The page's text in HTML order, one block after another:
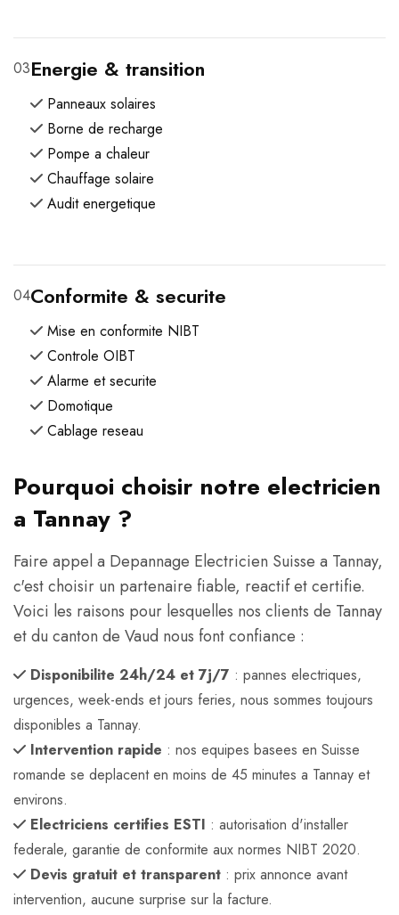
03Energie & transition
Panneaux solaires
Borne de recharge
Pompe a chaleur
Chauffage solaire
Audit energetique
04Conformite & securite
Mise en conformite NIBT
Controle OIBT
Alarme et securite
Domotique
Cablage reseau
Pourquoi choisir notre electricien
a Tannay ?
Faire appel a Depannage Electricien Suisse a Tannay,
c'est choisir un partenaire fiable, reactif et certifie.
Voici les raisons pour lesquelles nos clients de Tannay
et du canton de Vaud nous font confiance :
Disponibilite 24h/24 et 7j/7 : pannes electriques,
urgences, week-ends et jours feries, nous sommes toujours
disponibles a Tannay.
Intervention rapide : nos equipes basees en Suisse
romande se deplacent en moins de 45 minutes a Tannay et
environs.
Electriciens certifies ESTI : autorisation d'installer
federale, garantie de conformite aux normes NIBT 2020.
Devis gratuit et transparent : prix annonce avant
intervention, aucune surprise sur la facture.